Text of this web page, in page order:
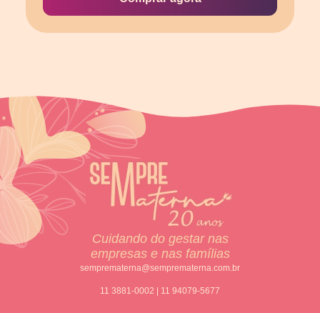
Cuidando do gestar nas
empresas e nas famílias
semprematerna@semprematerna.com.br
11 3881-0002 | 11 94079-5677